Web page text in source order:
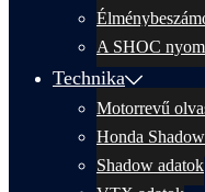
A SHOC
Technika
Motorrevű
Honda
Shadow adatok